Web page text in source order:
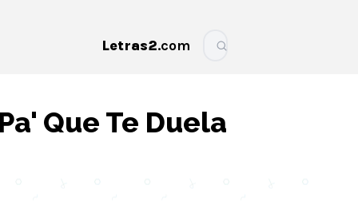
Letras2.com
Que Te Duela